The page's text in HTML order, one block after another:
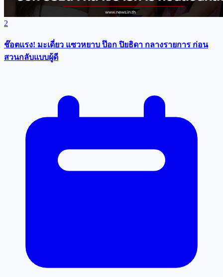
2
ช๊อตแรง! มะเดี่ยว แซวหยาบ ป๊อก ปิยธิดา กลางรายการ ก่อน
สวนกลับแบบผู้ดี